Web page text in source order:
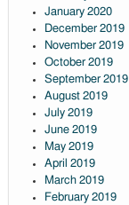
January 2020
December 2019
November 2019
October 2019
September 2019
August 2019
July 2019
June 2019
May 2019
April 2019
March 2019
February 2019